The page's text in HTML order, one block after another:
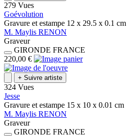
279 Vues
Goévolution
Gravure et estampe 12 x 29.5 x 0.1 cm
M. Maylis RENON
Graveur
GIRONDE FRANCE
220,00 €
+ Suivre artiste
324 Vues
Jesse
Gravure et estampe 15 x 10 x 0.01 cm
M. Maylis RENON
Graveur
GIRONDE FRANCE